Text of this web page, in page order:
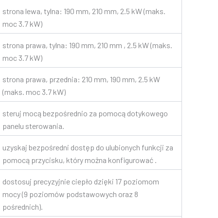
strona lewa, tylna: 190 mm, 210 mm, 2.5 kW (maks.
moc 3.7 kW)
strona prawa, tylna: 190 mm, 210 mm , 2.5 kW (maks.
moc 3.7 kW)
strona prawa, przednia: 210 mm, 190 mm, 2.5 kW
(maks. moc 3.7 kW)
steruj mocą bezpośrednio za pomocą dotykowego
panelu sterowania.
uzyskaj bezpośredni dostęp do ulubionych funkcji za
pomocą przycisku, który można konfigurować .
dostosuj precyzyjnie ciepło dzięki 17 poziomom
mocy (9 poziomów podstawowych oraz 8
pośrednich).